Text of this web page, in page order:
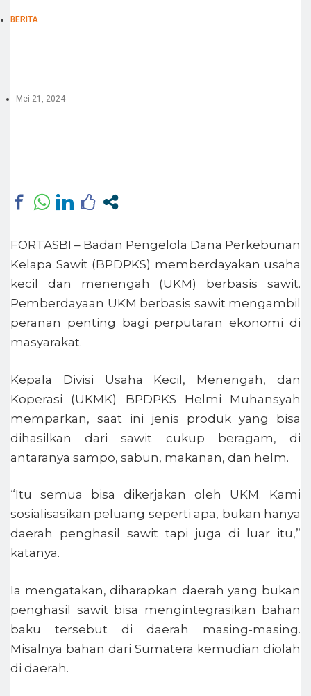
BERITA
Mei 21, 2024
FORTASBI – Badan Pengelola Dana Perkebunan
Kelapa Sawit (BPDPKS) memberdayakan usaha
kecil dan menengah (UKM) berbasis sawit.
Pemberdayaan UKM berbasis sawit mengambil
peranan penting bagi perputaran ekonomi di
masyarakat.
Kepala Divisi Usaha Kecil, Menengah, dan
Koperasi (UKMK) BPDPKS Helmi Muhansyah
memparkan, saat ini jenis produk yang bisa
dihasilkan dari sawit cukup beragam, di
antaranya sampo, sabun, makanan, dan helm.
“Itu semua bisa dikerjakan oleh UKM. Kami
sosialisasikan peluang seperti apa, bukan hanya
daerah penghasil sawit tapi juga di luar itu,”
katanya.
Ia mengatakan, diharapkan daerah yang bukan
penghasil sawit bisa mengintegrasikan bahan
baku tersebut di daerah masing-masing.
Misalnya bahan dari Sumatera kemudian diolah
di daerah.